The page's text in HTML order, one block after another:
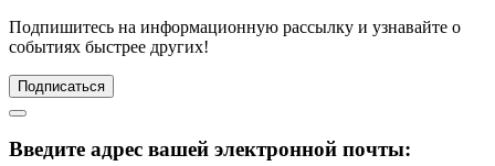
Подпишитесь на информационную рассылку и узнавайте о
событиях быстрее других!
Подписаться
Введите адрес вашей электронной почты: